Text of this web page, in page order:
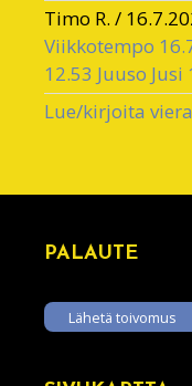
Timo R. /
Viikkotempo
12.53 Juuso Jusi
Lue/kirjoita
PALAUTE
Lähetä toivomus